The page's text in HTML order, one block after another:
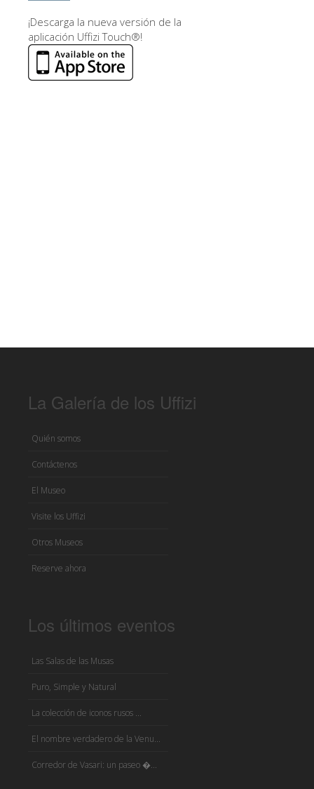
¡Descarga la nueva versión de la
aplicación Uffizi Touch®!
La Galería de los Uffizi
Quién somos
Contáctenos
El Museo
Visite los Uffizi
Otros Museos
Reserve ahora
Los últimos eventos
Las Salas de las Musas
Puro, Simple y Natural
La colección de iconos rusos ...
El nombre verdadero de la Venu...
Corredor de Vasari: un paseo �...